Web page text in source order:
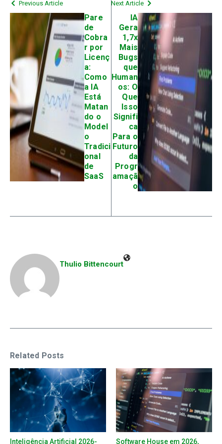
Previous Article
Pare
de
Cobra
r por
Licenç
a:
Como
a IA
Está
Matan
do o
Model
o
Tradici
onal
de
SaaS
Next Article
IA
Gera
1,7x
Mais
Bugs
que
Human
os: O
Que
Isso
Signifi
ca
Para o
Futuro
da
Progr
amaçã
o
Thulio Bittencourt
Related Posts
Inteligência Artificial 2026- Software House em 2026,